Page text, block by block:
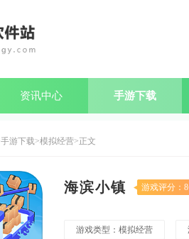
资讯中心 手游下载
手游下载 模拟经营 正文
海滨小镇 游戏评分：
游戏类型：模拟经营